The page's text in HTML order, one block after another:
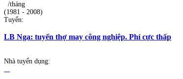
/tháng
(1981 - 2008)
Tuyển:
LB Nga: tuyển thợ may công nghiệp. Phí cực thấp
Nhà tuyển dụng: